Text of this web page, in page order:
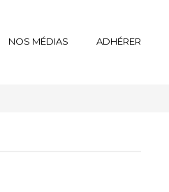
NOS MÉDIAS ADHÉRER